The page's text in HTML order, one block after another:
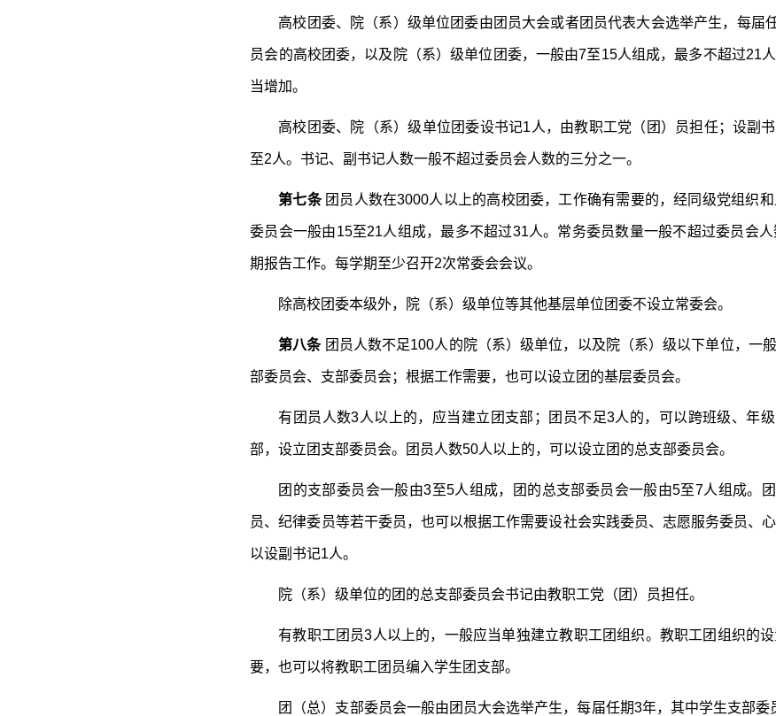
高校团委、院（系）级单位团委由团员大会或者团员代表大会选举产生，每
员会的高校团委，以及院（系）级单位团委，一般由7至15人组成，最多不超过21
当增加。
高校团委、院（系）级单位团委设书记1人，由教职工党（团）员担任；设副
至2人。书记、副书记人数一般不超过委员会人数的三分之一。
第七条 团员人数在3000人以上的高校团委，工作确有需要的，经同级党组织
委员会一般由15至21人组成，最多不超过31人。常务委员数量一般不超过委员会
期报告工作。每学期至少召开2次常委会会议。
除高校团委本级外，院（系）级单位等其他基层单位团委不设立常委会。
第八条 团员人数不足100人的院（系）级单位，以及院（系）级以下单位，
部委员会、支部委员会；根据工作需要，也可以设立团的基层委员会。
有团员人数3人以上的，应当建立团支部；团员不足3人的，可以跨班级、年
部，设立团支部委员会。团员人数50人以上的，可以设立团的总支部委员会。
团的支部委员会一般由3至5人组成，团的总支部委员会一般由5至7人组成。
员、纪律委员等若干委员，也可以根据工作需要设社会实践委员、志愿服务委员、
以设副书记1人。
院（系）级单位的团的总支部委员会书记由教职工党（团）员担任。
有教职工团员3人以上的，一般应当单独建立教职工团组织。教职工团组织的
要，也可以将教职工团员编入学生团支部。
团（总）支部委员会一般由团员大会选举产生，每届任期3年，其中学生支部